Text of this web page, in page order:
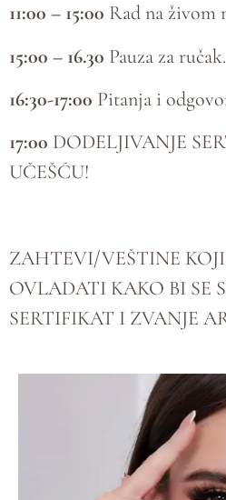
11:00 – 15:00 Rad na živom
15:00 – 16.30 Pauza za ručak.
16:30-17:00 Pitanja i
17:00 DODELJIVANJE
UČEŠĆU!
ZAHTEVI/VEŠTINE
OVLADATI KAKO BI SE
SERTIFIKAT I ZVANJE